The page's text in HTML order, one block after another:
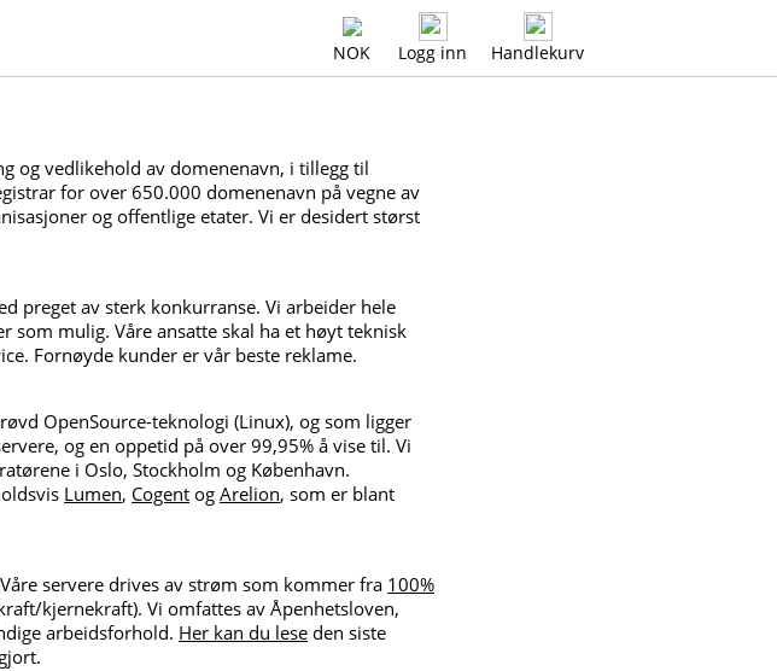
NOK Logg inn Handlekurv
og vedlikehold av domenenavn, i tillegg til
for over 650.000 domenenavn på vegne av
og offentlige etater. Vi er desidert størst
preget av sterk konkurranse. Vi arbeider hele
som mulig. Våre ansatte skal ha et høyt teknisk
Fornøyde kunder er vår beste reklame.
OpenSource-teknologi (Linux), og som ligger
og en oppetid på over 99,95% å vise til. Vi
i Oslo, Stockholm og København.
Lumen, Cogent og Arelion, som er blant
servere drives av strøm som kommer fra 100%
kjernekraft). Vi omfattes av Åpenhetsloven,
arbeidsforhold. Her kan du lese den siste